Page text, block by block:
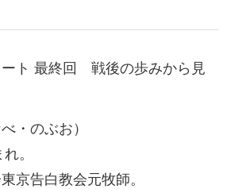
ト 最終回 戦後の歩みから見
・のぶお）
。
京告白教会元牧師。